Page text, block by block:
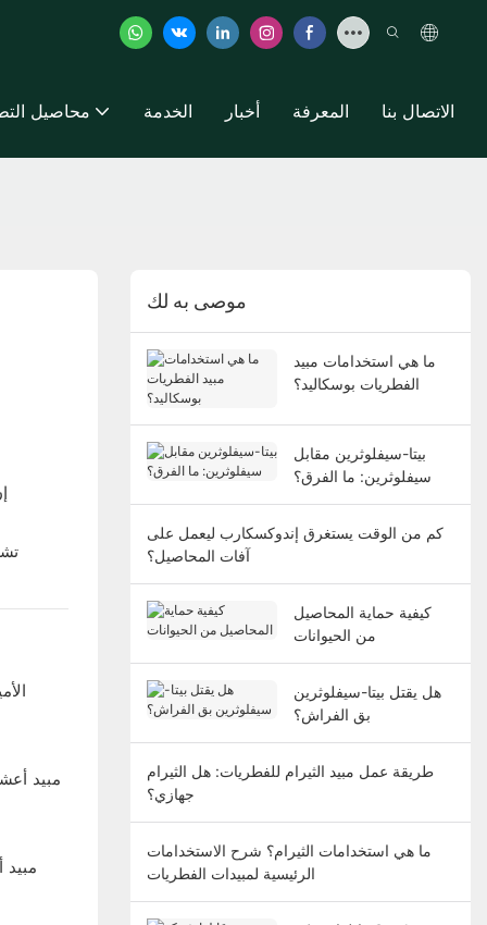
محاصيل الخدمة أخبار المعرفة الاتصال بنا
مبيد
موصى به لك
ما هي استخدامات مبيد
الفطريات بوسكاليد؟
بيتا-سيفلوثرين مقابل
سيفلوثرين: ما الفرق؟
كم من الوقت يستغرق إندوكسكارب ليعمل على
آفات المحاصيل؟
كيفية حماية المحاصيل
من الحيوانات
هل يقتل بيتا-سيفلوثرين
بق الفراش؟
طريقة عمل مبيد الثيرام للفطريات: هل الثيرام
جهازي؟
ما هي استخدامات الثيرام؟ شرح الاستخدامات
الرئيسية لمبيدات الفطريات